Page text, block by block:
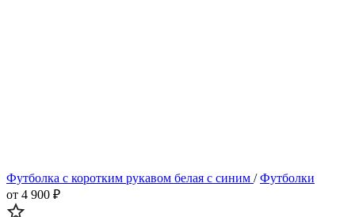
Футболка с коротким рукавом белая с синим / Футболки
от 4 900 ₽